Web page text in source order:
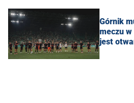
Górnik
meczu w
jest